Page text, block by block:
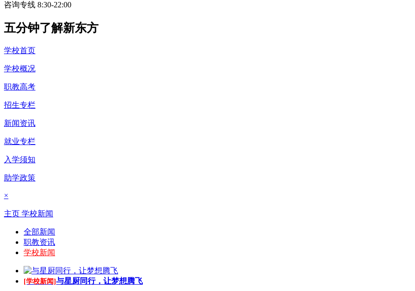
咨询专线 8:30-22:00
五分钟了解新东方
学校首页
学校概况
职教高考
招生专栏
新闻资讯
就业专栏
入学须知
助学政策
×
主页 学校新闻
全部新闻
职教资讯
学校新闻
[学校新闻] 与星厨同行，让梦想腾飞